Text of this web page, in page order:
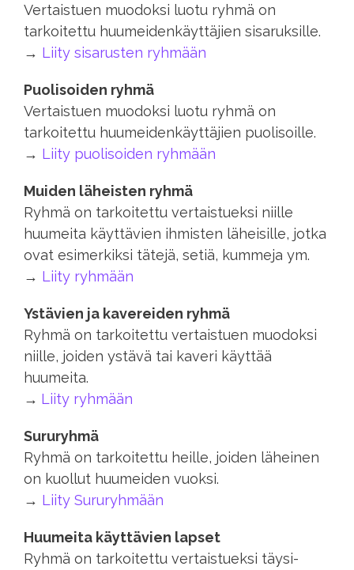
Vertaistuen muodoksi luotu ryhmä on
tarkoitettu huumeidenkäyttäjien sisaruksille.
→ Liity sisarusten ryhmään
Puolisoiden ryhmä
Vertaistuen muodoksi luotu ryhmä on
tarkoitettu huumeidenkäyttäjien puolisoille.
→ Liity puolisoiden ryhmään
Muiden läheisten ryhmä
Ryhmä on tarkoitettu vertaistueksi niille
huumeita käyttävien ihmisten läheisille, jotka
ovat esimerkiksi tätejä, setiä, kummeja ym.
→ Liity ryhmään
Ystävien ja kavereiden ryhmä
Ryhmä on tarkoitettu vertaistuen muodoksi
niille, joiden ystävä tai kaveri käyttää
huumeita.
→ Liity ryhmään
Sururyhmä
Ryhmä on tarkoitettu heille, joiden läheinen
on kuollut huumeiden vuoksi.
→ Liity Sururyhmään
Huumeita käyttävien lapset
Ryhmä on tarkoitettu vertaistueksi täysi-